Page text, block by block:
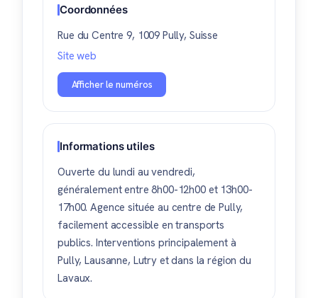
Coordonnées
Rue du Centre 9, 1009 Pully, Suisse
Site web
Afficher le numéros
Informations utiles
Ouverte du lundi au vendredi,
généralement entre 8h00-12h00 et 13h00-
17h00. Agence située au centre de Pully,
facilement accessible en transports
publics. Interventions principalement à
Pully, Lausanne, Lutry et dans la région du
Lavaux.